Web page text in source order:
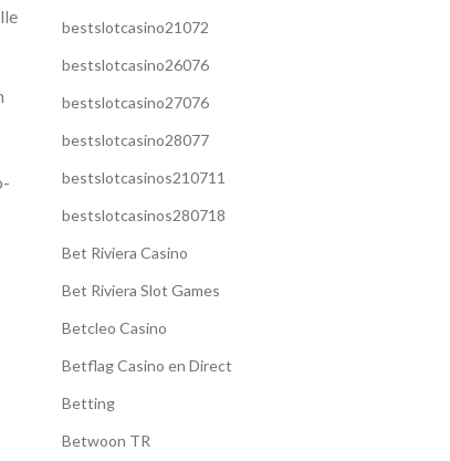
bestslotcasino21072
bestslotcasino26076
bestslotcasino27076
bestslotcasino28077
bestslotcasinos210711
bestslotcasinos280718
Bet Riviera Casino
Bet Riviera Slot Games
Betcleo Casino
Betflag Casino en Direct
Betting
Betwoon TR